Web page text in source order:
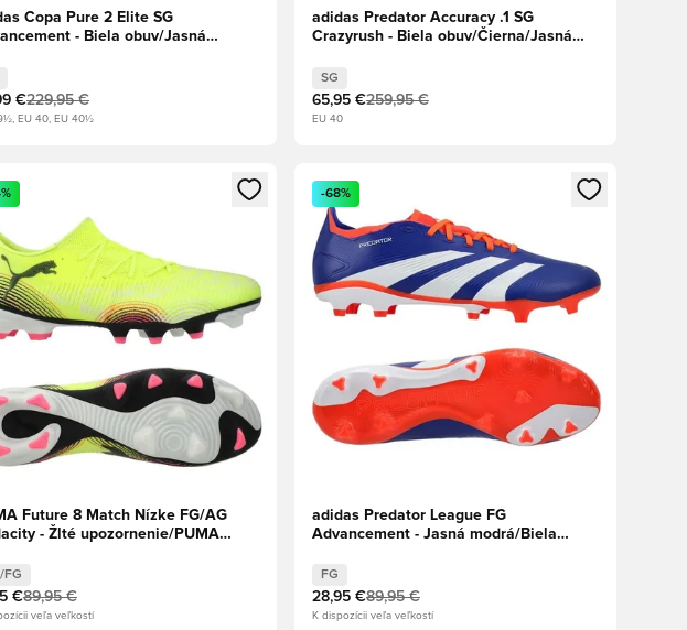
Copa Pure 2 Elite SG
- Biela obuv/Jasná
€229,95 €
EU 40, EU 40½
adidas Predator Accuracy .1 SG
Crazyrush - Biela obuv/Čierna/Jasná
SG
65,95 €259,95 €
EU 40
modál na prihlásenie alebo registráciu ako člen
Future 8 Match Nízke FG/AG
- Žlté upozornenie/PUMA
FG
€89,95 €
veľa veľkostí
Otvorí modál na prihlásenie alebo registráciu ako
-68%
adidas Predator League FG
Advancement - Jasná modrá/Biela
FG
28,95 €89,95 €
K dispozícii veľa veľkostí